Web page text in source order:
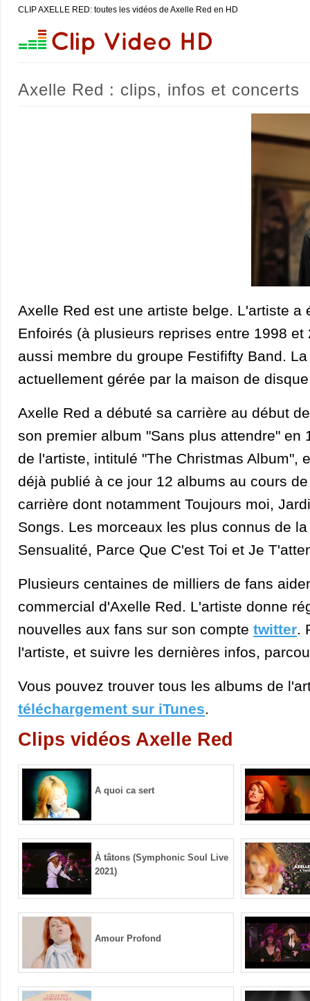
CLIP AXELLE RED: toutes les vidéos de Axelle Red en HD
Axelle Red : clips, infos et concerts
Axelle Red est une artiste belge. L'artiste a
Enfoirés (à plusieurs reprises entre 1998 et
aussi membre du groupe Festififty Band.
actuellement gérée par la maison de
Axelle Red a débuté sa carrière au début
son premier album "Sans plus attendre" en
de l'artiste, intitulé "The Christmas Album",
déjà publié à ce jour 12 albums au cours
carrière dont notamment Toujours moi,
Songs. Les morceaux les plus connus de
Sensualité, Parce Que C'est Toi et Je
Plusieurs centaines de milliers de fans
commercial d'Axelle Red. L'artiste donne
nouvelles aux fans sur son compte twitter.
l'artiste, et suivre les dernières infos,
Vous pouvez trouver tous les albums de
téléchargement sur iTunes.
Clips vidéos Axelle Red
A quoi ca sert
À tâtons (Symphonic Soul Live
2021)
Amour Profond